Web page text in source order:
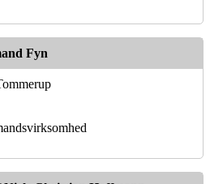
Fyn